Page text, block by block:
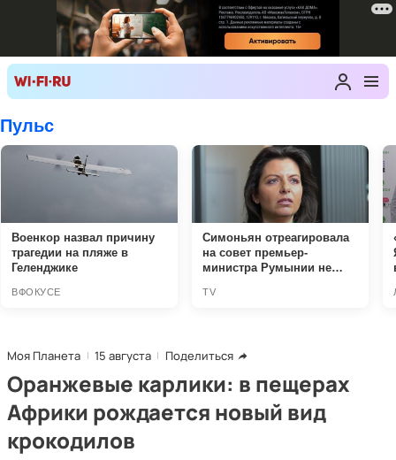
Моя Планета 15 августа Поделиться
Оранжевые карлики: в пещерах
Африки рождается новый вид
крокодилов